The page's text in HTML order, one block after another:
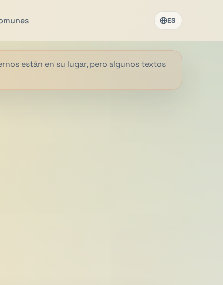
ES
están en su lugar, pero algunos textos